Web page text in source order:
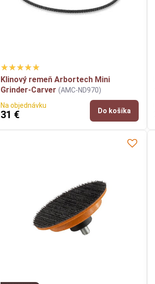
Klinový remeň Arbortech Mini
Grinder-Carver (AMC-ND970)
Na objednávku
31 € Do košíka